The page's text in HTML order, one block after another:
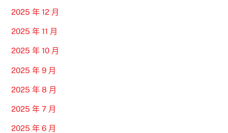
2025 年 12 月
2025 年 11 月
2025 年 10 月
2025 年 9 月
2025 年 8 月
2025 年 7 月
2025 年 6 月